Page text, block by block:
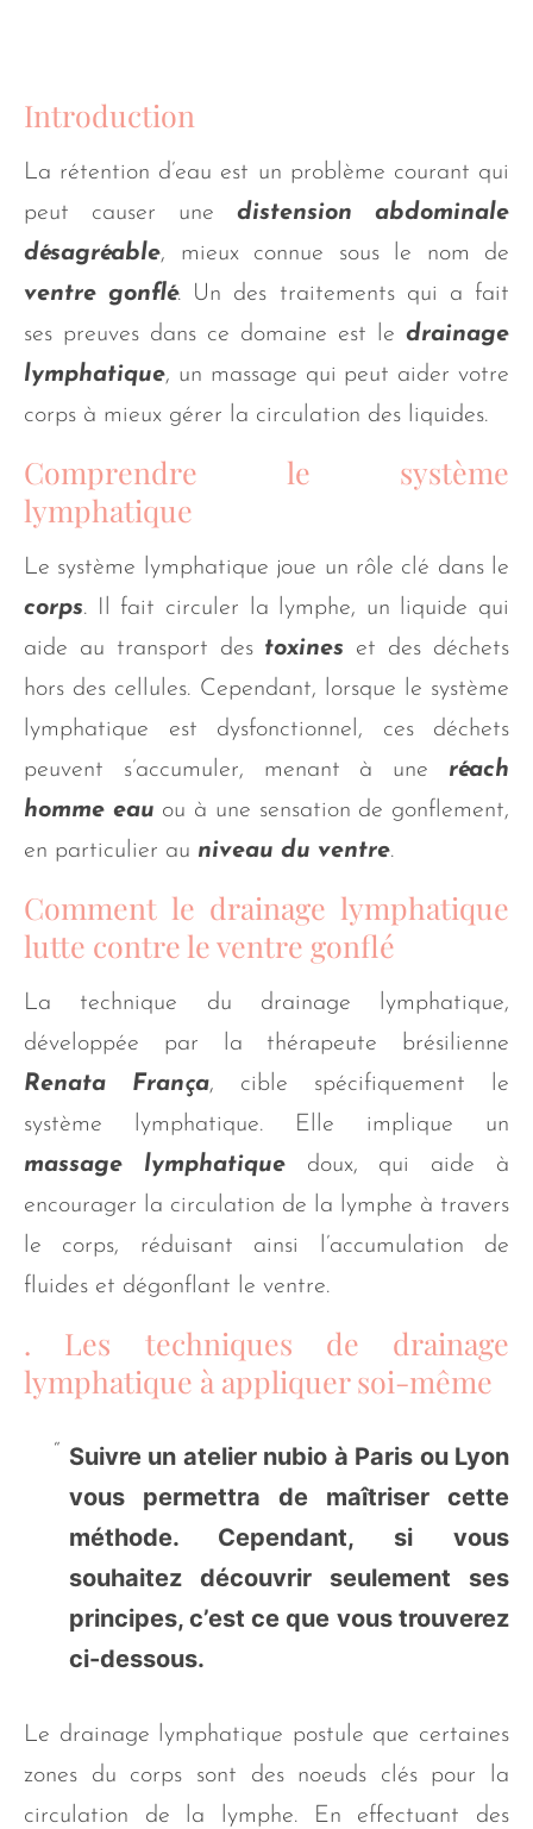
Introduction
La rétention d’eau est un problème courant qui
peut causer une distension abdominale
désagréable, mieux connue sous le nom de
ventre gonflé. Un des traitements qui a fait
ses preuves dans ce domaine est le drainage
lymphatique, un massage qui peut aider votre
corps à mieux gérer la circulation des liquides.
Comprendre le système
lymphatique
Le système lymphatique joue un rôle clé dans le
corps. Il fait circuler la lymphe, un liquide qui
aide au transport des toxines et des déchets
hors des cellules. Cependant, lorsque le système
lymphatique est dysfonctionnel, ces déchets
peuvent s’accumuler, menant à une réach
homme eau ou à une sensation de gonflement,
en particulier au niveau du ventre.
Comment le drainage lymphatique
lutte contre le ventre gonflé
La technique du drainage lymphatique,
développée par la thérapeute brésilienne
Renata França, cible spécifiquement le
système lymphatique. Elle implique un
massage lymphatiquedoux, qui aide à
encourager la circulation de la lymphe à travers
le corps, réduisant ainsi l’accumulation de
fluides et dégonflant le ventre.
. Les techniques de drainage
lymphatique à appliquer soi-même
Suivre un atelier nubio à Paris ou Lyon
vous permettra de maîtriser cette
méthode. Cependant, si vous
souhaitez découvrir seulement ses
principes, c’est ce que vous trouverez
ci-dessous.
Le drainage lymphatique postule que certaines
zones du corps sont des noeuds clés pour la
circulation de la lymphe. En effectuant des